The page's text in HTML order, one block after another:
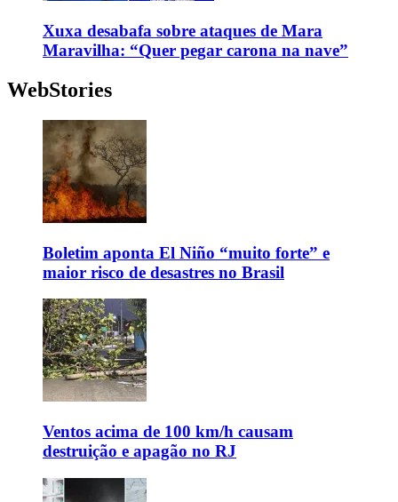
Xuxa desabafa sobre ataques de Mara
Maravilha: “Quer pegar carona na nave”
WebStories
Boletim aponta El Niño “muito forte” e
maior risco de desastres no Brasil
Ventos acima de 100 km/h causam
destruição e apagão no RJ